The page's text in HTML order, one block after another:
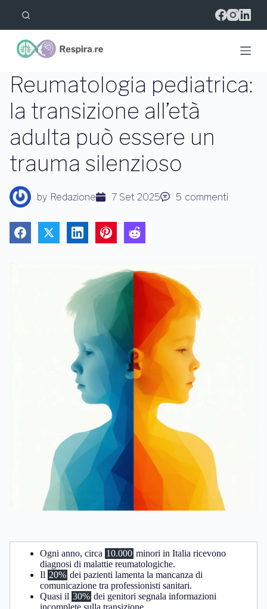
l
l
c
n
t
n
t
o
Reumatologia pediatrica:
la transizione all’età
adulta può essere un
trauma silenzioso
by Redazione 7 Set 2025 5 commenti
Ogni anno, circa 10.000 minori in Italia ricevono
diagnosi di malattie reumatologiche.
Il 20% dei pazienti lamenta la mancanza di
comunicazione tra professionisti sanitari.
Quasi il 30% dei genitori segnala informazioni
incomplete sulla transizione.